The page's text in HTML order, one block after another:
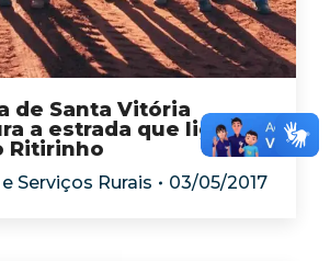
de Santa Vitória
a estrada que liga a
Ritirinho
Serviços Rurais 03/05/2017